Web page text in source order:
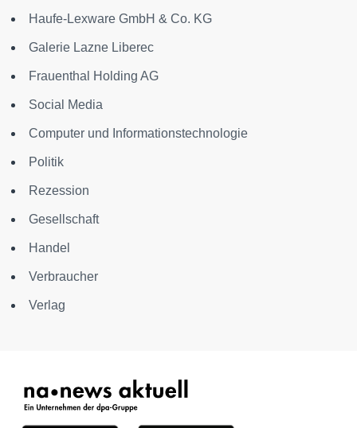
Haufe-Lexware GmbH & Co. KG
Galerie Lazne Liberec
Frauenthal Holding AG
Social Media
Computer und Informationstechnologie
Politik
Rezession
Gesellschaft
Handel
Verbraucher
Verlag